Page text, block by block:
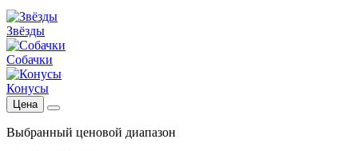
Звёзды
Собачки
Конусы
Цена
Выбранный ценовой диапазон